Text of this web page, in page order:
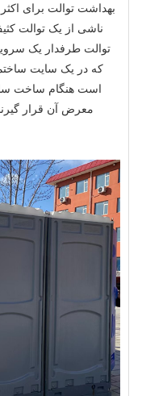
بهداشت توالت برای
ناشی از یک توالت
توالت طرفدار یک
که در یک سایت
است هنگام ساخت
معرض آن قرار